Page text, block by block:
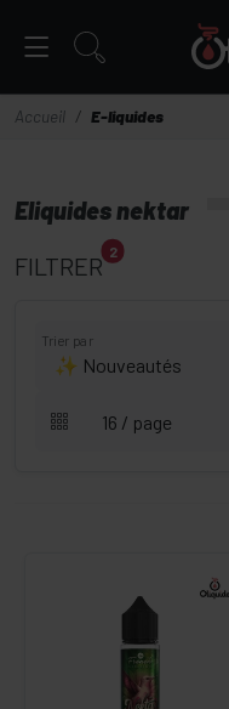
Accueil E-liquides
Eliquides nektar
FILTRER 2
Trier par